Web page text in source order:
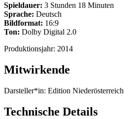
Spieldauer: 3 Stunden 18 Minuten
Sprache: Deutsch
Bildformat: 16:9
Ton: Dolby Digital 2.0
Produktionsjahr: 2014
Mitwirkende
Darsteller*in: Edition Niederösterreich
Technische Details